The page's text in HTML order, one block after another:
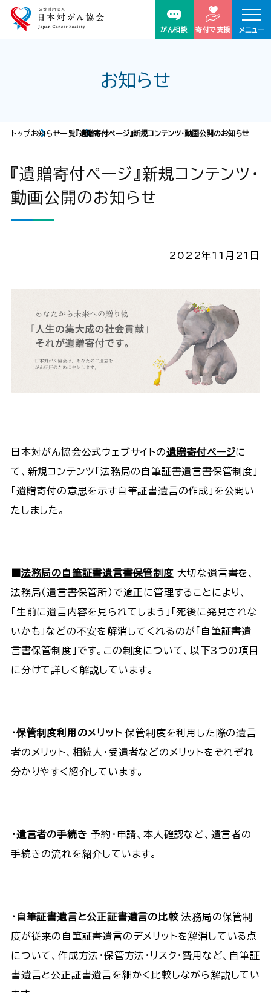
がん相談 寄付で支援 メニュー
お知らせ
トップお知らせ一覧『遺贈寄付ページ』新規コンテンツ・動画公開のお知らせ
『遺贈寄付ページ』新規コンテンツ・
動画公開のお知らせ
2022年11月21日
日本対がん協会公式ウェブサイトの遺贈寄付ページに
て、新規コンテンツ「法務局の自筆証書遺言書保管制度」
「遺贈寄付の意思を示す自筆証書遺言の作成」を公開い
たしました。
法務局の自筆証書遺言書保管制度大切な遺言書を、
法務局（遺言書保管所）で適正に管理することにより、
「生前に遺言内容を見られてしまう」「死後に発見されな
いかも」などの不安を解消してくれるのが「自筆証書遺
言書保管制度」です。この制度について、以下3つの項目
に分けて詳しく解説しています。
・保管制度利用のメリット保管制度を利用した際の遺言
者のメリット、相続人・受遺者などのメリットをそれぞれ
分かりやすく紹介しています。
・遺言者の手続き 予約・申請、本人確認など、遺言者の
手続きの流れを紹介しています。
・自筆証書遺言と公正証書遺言の比較法務局の保管制
度が従来の自筆証書遺言のデメリットを解消している点
について、作成方法・保管方法・リスク・費用など、自筆証
書遺言と公正証書遺言を細かく比較しながら解説してい